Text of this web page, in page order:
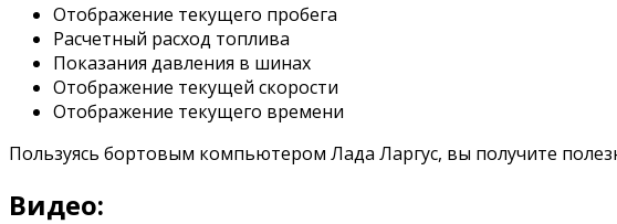
Отображение текущего пробега
Расчетный расход топлива
Показания давления в шинах
Отображение текущей скорости
Отображение текущего времени
Пользуясь бортовым компьютером Лада Ларгус, вы получите
Видео: